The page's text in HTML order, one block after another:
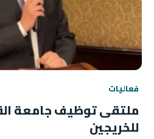
فعاليات
ملتقى توظيف جامعة
للخريجين